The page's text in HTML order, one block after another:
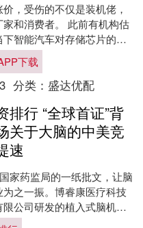
，受伤的不仅是装机佬，
和消费者。 此前有机构估
智能汽车对存储芯片的需
增幅巨大，因此每辆车的
增加600....
下载
分类： 盛达优配
排行 “全球首证”背
关于大脑的中美竞
速
家药监局的一纸批文，让脑
之一振。博睿康医疗科技
限公司研发的植入式脑机接
能代偿系统NEO，正式获